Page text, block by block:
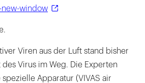
new-window
Viren aus der Luft stand bisher
Virus im Weg. Die Experten
Apparatur (VIVAS air